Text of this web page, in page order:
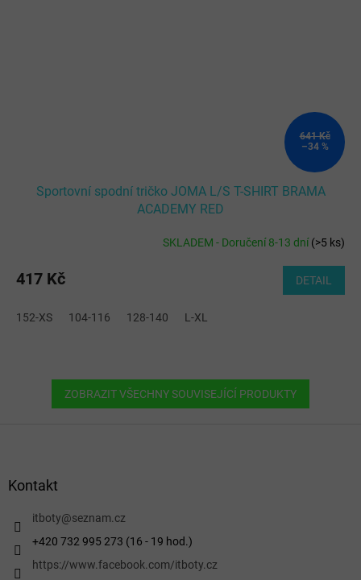
641 Kč
–34 %
Sportovní spodní tričko JOMA L/S T-SHIRT BRAMA
ACADEMY RED
SKLADEM - Doručení 8-13 dní(>5 ks)
417 Kč DETAIL
152-XS 104-116 128-140 L-XL
ZOBRAZIT VŠECHNY SOUVISEJÍCÍ PRODUKTY
Kontakt
itboty@seznam.cz
+420 732 995 273 (16 - 19 hod.)
https://www.facebook.com/itboty.cz